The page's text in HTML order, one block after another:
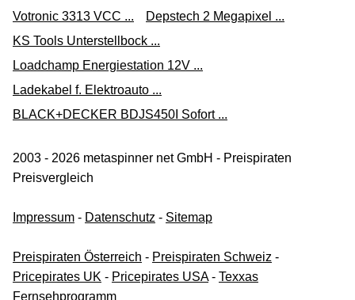
Votronic 3313 VCC ...
Depstech 2 Megapixel ...
KS Tools Unterstellbock ...
Loadchamp Energiestation 12V ...
Ladekabel f. Elektroauto ...
BLACK+DECKER BDJS450I Sofort ...
2003 - 2026 metaspinner net GmbH - Preispiraten
Preisvergleich
Impressum - Datenschutz - Sitemap
Preispiraten Österreich - Preispiraten Schweiz -
Pricepirates UK - Pricepirates USA- Texxas
Fernsehprogramm